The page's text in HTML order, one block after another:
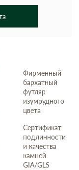
Фирменный
бархатный
футляр
изумрудного
цвета
Сертификат
подлинности
и качества
камней
GIA/GLS